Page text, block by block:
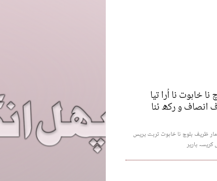
خاہوت نا اُرا تیا
انصاف و رکھ ئنا
مار ظریف بلوچ نا خاہوت تربت پریس